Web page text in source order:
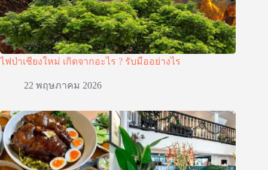
ไฟป่าเชียงใหม่ เกิดจากอะไร ? รับมืออย่างไร
22 พฤษภาคม 2026